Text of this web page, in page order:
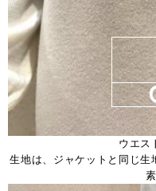
ウエス
生地は、ジャケットと同じ生